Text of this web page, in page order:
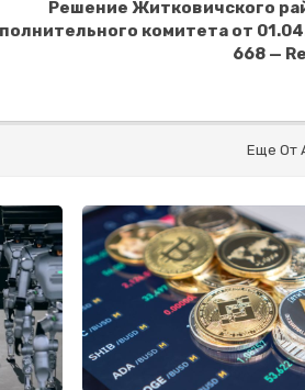
Решение Житковичского
комитета от
668 —
Еще От